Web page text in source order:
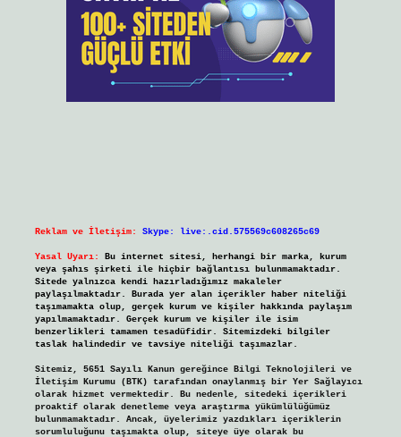
Reklam ve İletişim: Skype: live:.cid.575569c608265c69
Yasal Uyarı:
Bu internet sitesi, herhangi bir marka, kurum
veya şahıs şirketi ile hiçbir bağlantısı bulunmamaktadır.
Sitede yalnızca kendi hazırladığımız makaleler
paylaşılmaktadır. Burada yer alan içerikler haber niteliği
taşımamakta olup, gerçek kurum ve kişiler hakkında paylaşım
yapılmamaktadır. Gerçek kurum ve kişiler ile isim
benzerlikleri tamamen tesadüfidir. Sitemizdeki bilgiler
taslak halindedir ve tavsiye niteliği taşımazlar.
Sitemiz, 5651 Sayılı Kanun gereğince Bilgi Teknolojileri ve
İletişim Kurumu (BTK) tarafından onaylanmış bir Yer Sağlayıcı
olarak hizmet vermektedir. Bu nedenle, sitedeki içerikleri
proaktif olarak denetleme veya araştırma yükümlülüğümüz
bulunmamaktadır. Ancak, üyelerimiz yazdıkları içeriklerin
sorumluluğunu taşımakta olup, siteye üye olarak bu